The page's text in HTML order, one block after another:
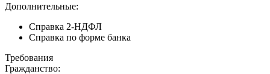
Дополнительные:
Справка 2-НДФЛ
Справка по форме банка
Требования
Гражданство: